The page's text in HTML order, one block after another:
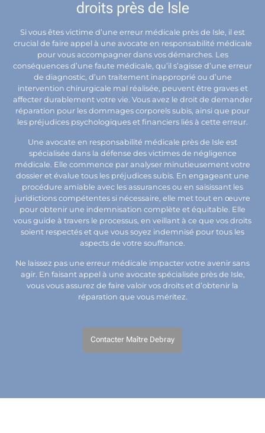
droits près de Isle
Si vous êtes victime d’une erreur médicale près de Isle, il est
crucial de faire appel à une avocate en responsabilité médicale
pour vous accompagner dans vos démarches. Les
conséquences d’une faute médicale, qu’il s’agisse d’une erreur
de diagnostic, d’un traitement inapproprié ou d’une
intervention chirurgicale mal réalisée, peuvent être graves et
affecter durablement votre vie. Vous avez le droit de demander
réparation pour les dommages corporels subis, ainsi que pour
les préjudices psychologiques et financiers liés à cette erreur.
Une avocate en responsabilité médicale près de Isle est
spécialisée dans la défense des victimes de négligence
médicale. Elle commence par analyser minutieusement votre
dossier et évalue tous les préjudices subis. En engageant une
procédure amiable avec les assurances ou en saisissant les
juridictions compétentes si nécessaire, elle met tout en œuvre
pour obtenir une indemnisation complète et équitable. Elle
vous guide à travers le processus, en veillant à ce que vos droits
soient respectés et que vous soyez indemnisé pour tous les
aspects de votre souffrance.
Ne laissez pas une erreur médicale impacter votre avenir sans
agir. En faisant appel à une avocate spécialisée près de Isle,
vous vous assurez de faire valoir vos droits et d’obtenir la
réparation que vous méritez.
Contacter Maître Debray